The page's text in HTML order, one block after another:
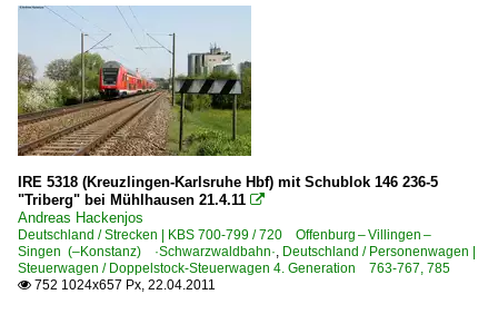
IRE 5318 (Kreuzlingen-Karlsruhe Hbf) mit Schublok 146 236-5
"Triberg" bei Mühlhausen 21.4.11 
Andreas Hackenjos
Deutschland / Strecken | KBS 700-799 / 720 Offenburg – Villingen –
Singen (–Konstanz) ·Schwarzwaldbahn·, Deutschland / Personenwagen |
Steuerwagen / Doppelstock-Steuerwagen 4. Generation 763-767, 785
 752 1024x657 Px, 22.04.2011